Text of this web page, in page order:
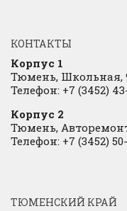
КОНТАКТЫ
Корпус 1
Тюмень, Школьная,
Телефон: +7 (3452)
Корпус 2
Тюмень,
Телефон: +7 (3452)
ТЮМЕНСКИЙ КРАЙ